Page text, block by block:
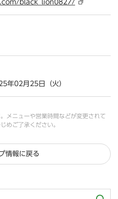
black_lion0827/
年02月25日（火）
メニューや営業時間などが変更されて
めご了承ください。
情報に戻る